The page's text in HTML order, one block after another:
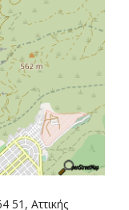
Αττικής